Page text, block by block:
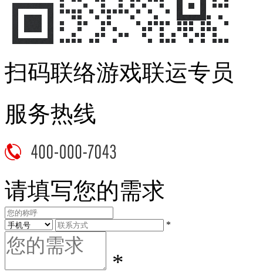
扫码联络游戏联运专员
服务热线
请填写您的需求
*
*